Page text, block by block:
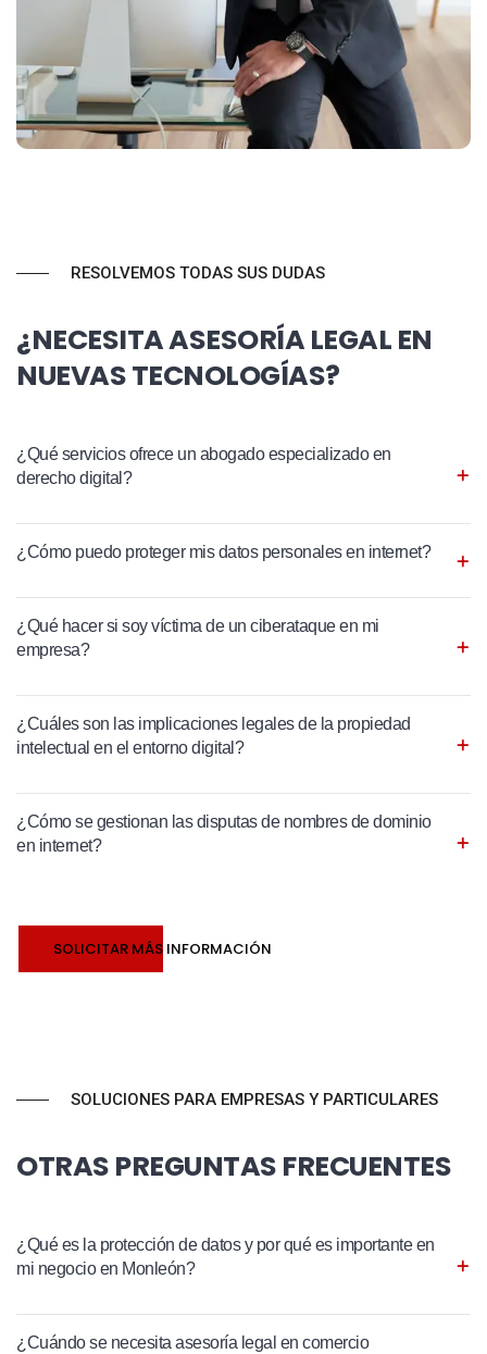
RESOLVEMOS TODAS SUS DUDAS
¿NECESITA ASESORÍA LEGAL EN
NUEVAS TECNOLOGÍAS?
¿Qué servicios ofrece un abogado especializado en
derecho digital?
¿Cómo puedo proteger mis datos personales en internet?
¿Qué hacer si soy víctima de un ciberataque en mi
empresa?
¿Cuáles son las implicaciones legales de la propiedad
intelectual en el entorno digital?
¿Cómo se gestionan las disputas de nombres de dominio
en internet?
SOLICITAR MÁS INFORMACIÓN
SOLUCIONES PARA EMPRESAS Y PARTICULARES
OTRAS PREGUNTAS FRECUENTES
¿Qué es la protección de datos y por qué es importante en
mi negocio en Monleón?
¿Cuándo se necesita asesoría legal en comercio